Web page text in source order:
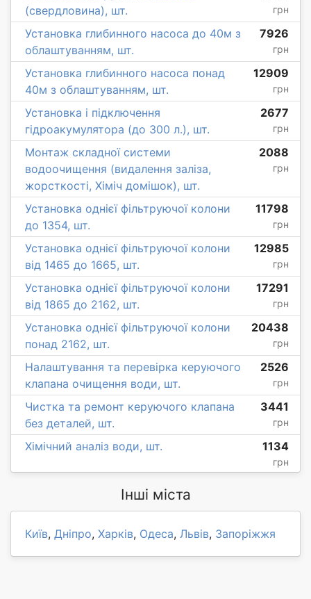
(свердловина), шт.
грн
Установка глибинного насоса до 40м з
облаштуванням, шт.
7926
грн
Установка глибинного насоса понад
40м з облаштуванням, шт.
12909
грн
Установка і підключення
гідроакумулятора (до 300 л.), шт.
2677
грн
Монтаж складної системи
водоочищення (видалення заліза,
жорсткості, Хіміч домішок), шт.
2088
грн
Установка однієї фільтруючої колони
до 1354, шт.
11798
грн
Установка однієї фільтруючої колони
від 1465 до 1665, шт.
12985
грн
Установка однієї фільтруючої колони
від 1865 до 2162, шт.
17291
грн
Установка однієї фільтруючої колони
понад 2162, шт.
20438
грн
Налаштування та перевірка керуючого
клапана очищення води, шт.
2526
грн
Чистка та ремонт керуючого клапана
без деталей, шт.
3441
грн
Хімічний аналіз води, шт. 1134
грн
Інші міста
Київ, Дніпро, Харків, Одеса, Львів, Запоріжжя